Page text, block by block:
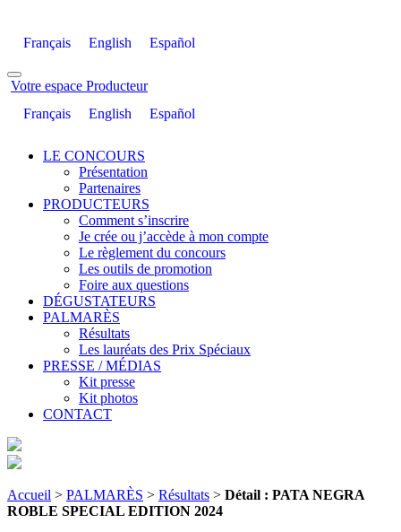
Français English Español
Votre espace Producteur
Français
English Español
LE CONCOURS
Présentation
Partenaires
PRODUCTEURS
Comment s’inscrire
Je crée ou j’accède à mon compte
Le règlement du concours
Les outils de promotion
Foire aux questions
DÉGUSTATEURS
PALMARÈS
Résultats
Les lauréats des Prix Spéciaux
PRESSE / MÉDIAS
Kit presse
Kit photos
CONTACT
Accueil > PALMARÈS > Résultats > Détail : PATA NEGRA
ROBLE SPECIAL EDITION 2024